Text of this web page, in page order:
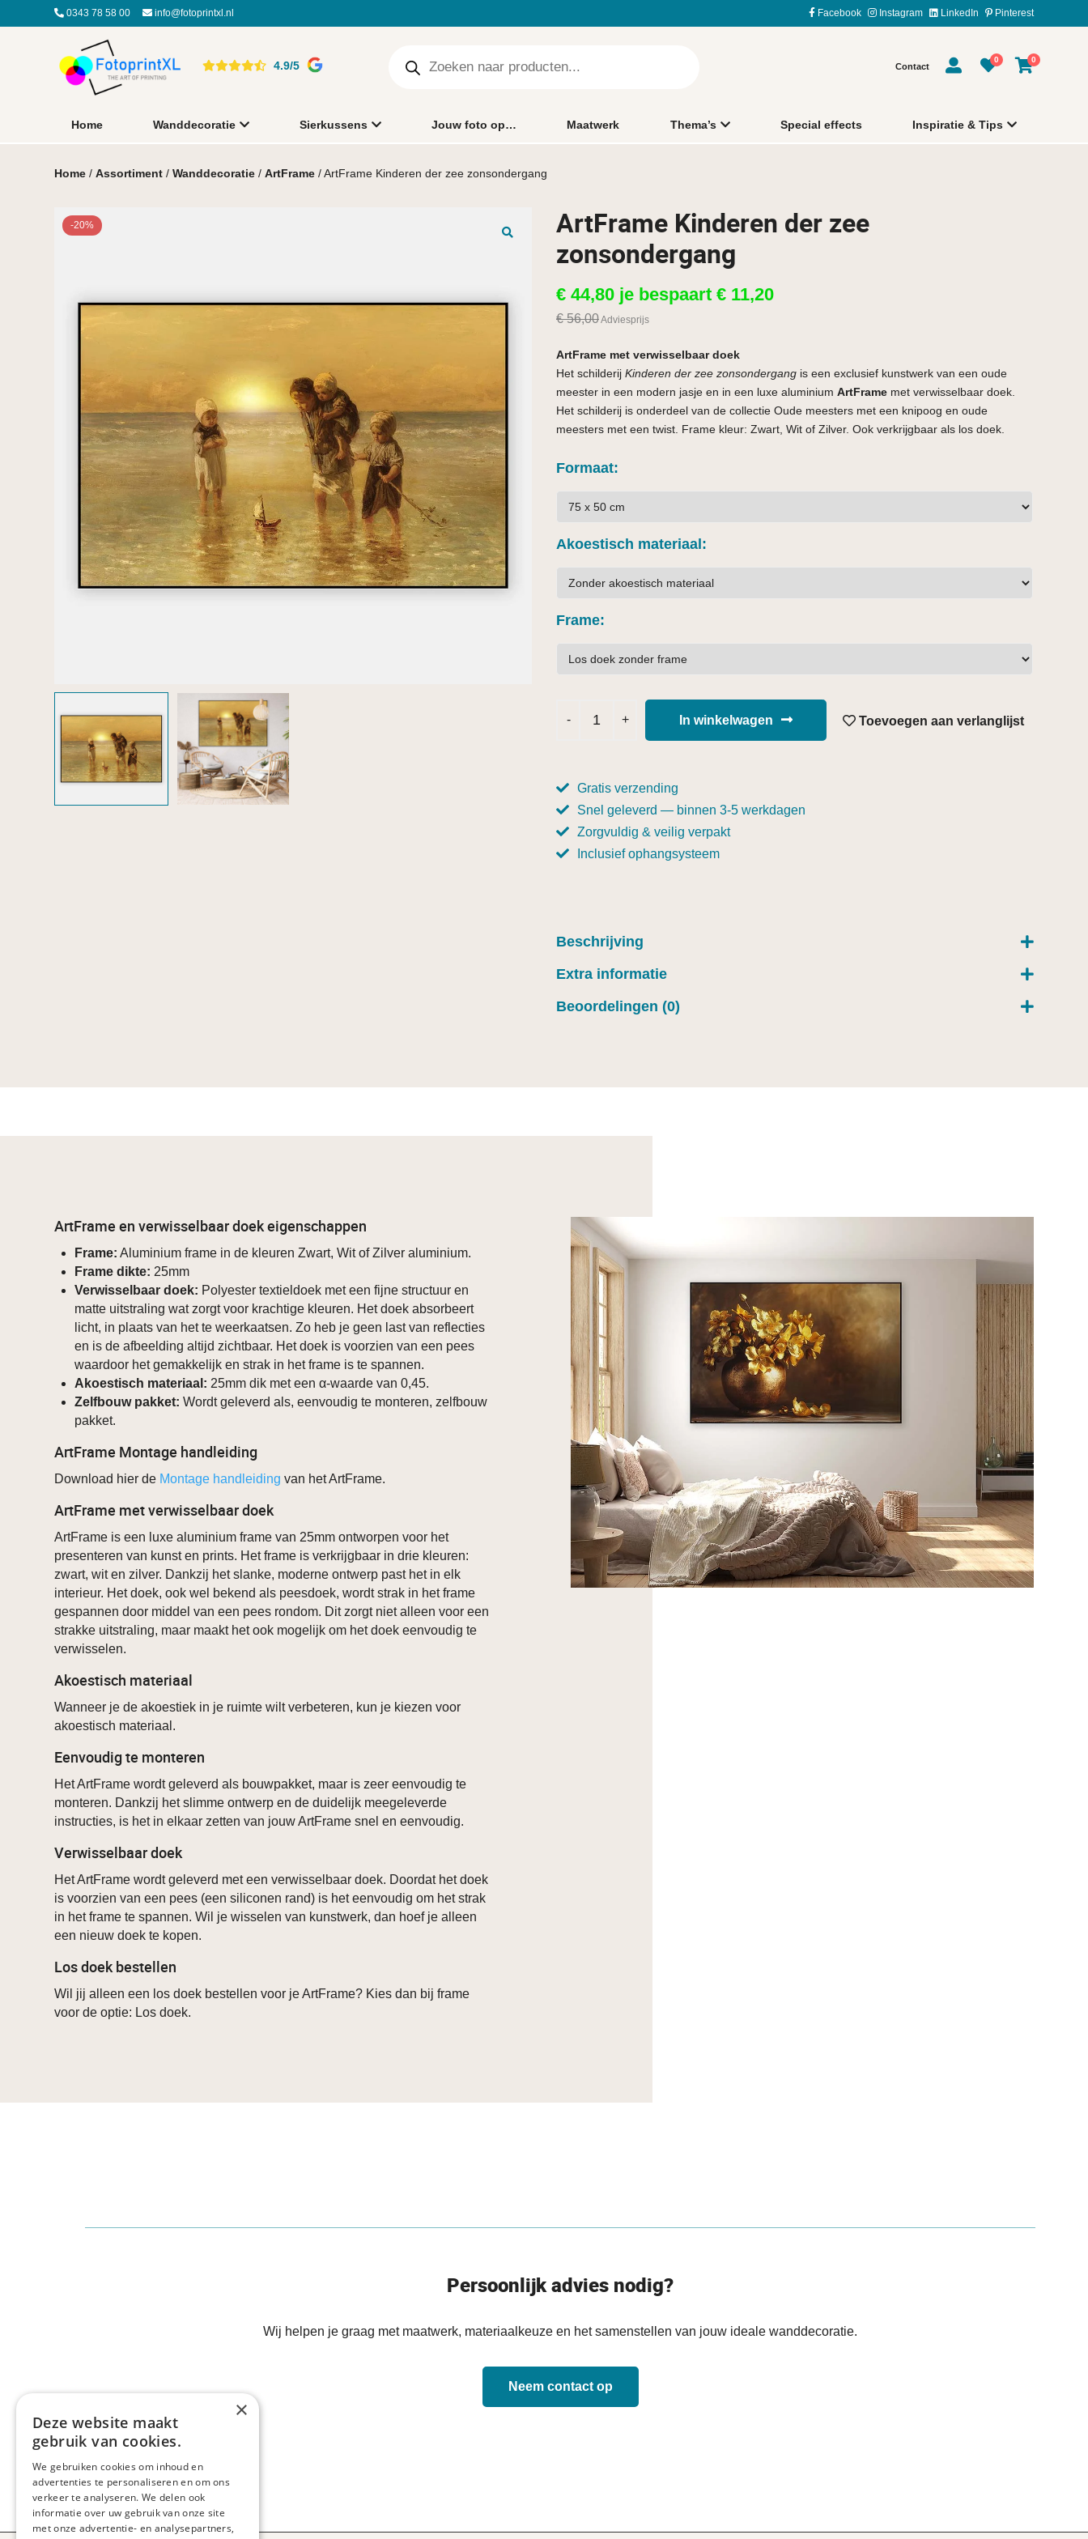
0343 78 58 00 info@fotoprintxl.nl Facebook Instagram LinkedIn Pinterest
4.9/5 Contact
0 0
Home Wanddecoratie Sierkussens Jouw foto op… Maatwerk Thema’s Special effects Inspiratie & Tips
Home /Assortiment /Wanddecoratie /ArtFrame / ArtFrame Kinderen der zee zonsondergang
-20%
ArtFrame Kinderen der zee
zonsondergang
€ 44,80 je bespaart € 11,20
€56,00Adviesprijs
ArtFrame met verwisselbaar doek
Het schilderij Kinderen der zee zonsondergang is een exclusief kunstwerk van een oude
meester in een modern jasje en in een luxe aluminium ArtFrame met verwisselbaar doek.
Het schilderij is onderdeel van de collectie Oude meesters met een knipoog en oude
meesters met een twist. Frame kleur: Zwart, Wit of Zilver. Ook verkrijgbaar als los doek.
Formaat
Akoestisch materiaal
Frame
In winkelwagen Toevoegen aan verlanglijst
Gratis verzending
Snel geleverd — binnen 3-5 werkdagen
Zorgvuldig & veilig verpakt
Inclusief ophangsysteem
Beschrijving
Extra informatie
Beoordelingen (0)
ArtFrame en verwisselbaar doek eigenschappen
Frame: Aluminium frame in de kleuren Zwart, Wit of Zilver aluminium.
Frame dikte: 25mm
Verwisselbaar doek: Polyester textieldoek met een fijne structuur en
matte uitstraling wat zorgt voor krachtige kleuren. Het doek absorbeert
licht, in plaats van het te weerkaatsen. Zo heb je geen last van reflecties
en is de afbeelding altijd zichtbaar. Het doek is voorzien van een pees
waardoor het gemakkelijk en strak in het frame is te spannen.
Akoestisch materiaal: 25mm dik met een α-waarde van 0,45.
Zelfbouw pakket: Wordt geleverd als, eenvoudig te monteren, zelfbouw
pakket.
ArtFrame Montage handleiding
Download hier de Montage handleiding van het ArtFrame.
ArtFrame met verwisselbaar doek
ArtFrame is een luxe aluminium frame van 25mm ontworpen voor het
presenteren van kunst en prints. Het frame is verkrijgbaar in drie kleuren:
zwart, wit en zilver. Dankzij het slanke, moderne ontwerp past het in elk
interieur. Het doek, ook wel bekend als peesdoek, wordt strak in het frame
gespannen door middel van een pees rondom. Dit zorgt niet alleen voor een
strakke uitstraling, maar maakt het ook mogelijk om het doek eenvoudig te
verwisselen.
Akoestisch materiaal
Wanneer je de akoestiek in je ruimte wilt verbeteren, kun je kiezen voor
akoestisch materiaal.
Eenvoudig te monteren
Het ArtFrame wordt geleverd als bouwpakket, maar is zeer eenvoudig te
monteren. Dankzij het slimme ontwerp en de duidelijk meegeleverde
instructies, is het in elkaar zetten van jouw ArtFrame snel en eenvoudig.
Verwisselbaar doek
Het ArtFrame wordt geleverd met een verwisselbaar doek. Doordat het doek
is voorzien van een pees (een siliconen rand) is het eenvoudig om het strak
in het frame te spannen. Wil je wisselen van kunstwerk, dan hoef je alleen
een nieuw doek te kopen.
Los doek bestellen
Wil jij alleen een los doek bestellen voor je ArtFrame? Kies dan bij frame
voor de optie: Los doek.
Persoonlijk advies nodig?
Wij helpen je graag met maatwerk, materiaalkeuze en het samenstellen van jouw ideale wanddecoratie.
Neem contact op
×
Deze website maakt
gebruik van cookies.
We gebruiken cookies om inhoud en
advertenties te personaliseren en om ons
verkeer te analyseren. We delen ook
informatie over uw gebruik van onze site
met onze advertentie- en analysepartners,